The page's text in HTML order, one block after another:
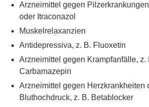
Arzneimittel gegen
oder Itraconazol
Muskelrelaxanzien
Antidepressiva, z. B. Fluoxetin
Arzneimittel gegen Krampfanfälle, z.
Carbamazepin
Arzneimittel gegen Herzkrankheiten
Bluthochdruck, z. B. Betablocker